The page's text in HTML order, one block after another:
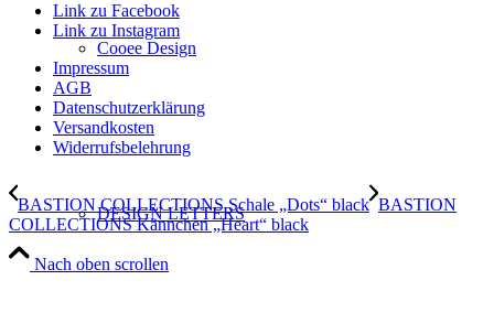
Cooee Design
DESIGN LETTERS
Link zu Facebook
Link zu Instagram
Impressum
AGB
Datenschutzerklärung
Versandkosten
Widerrufsbelehrung
BASTION COLLECTIONS Schale „Dots“ black BASTION
COLLECTIONS Kännchen „Heart“ black
Nach oben scrollen